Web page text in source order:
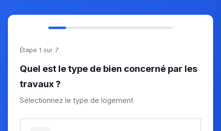
Étape 1 sur 7
Quel est le type de bien concerné par les
travaux ?
Sélectionnez le type de logement